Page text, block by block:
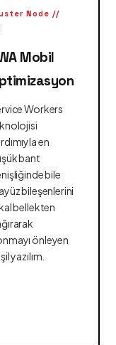
Node //
Mobil
Workers
en
bant
bile
bileşenlerini
bellekten
önleyen
yazılım.